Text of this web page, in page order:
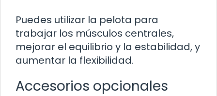
Puedes utilizar la pelota para
trabajar los músculos centrales,
mejorar el equilibrio y la estabilidad, y
aumentar la flexibilidad.
Accesorios opcionales